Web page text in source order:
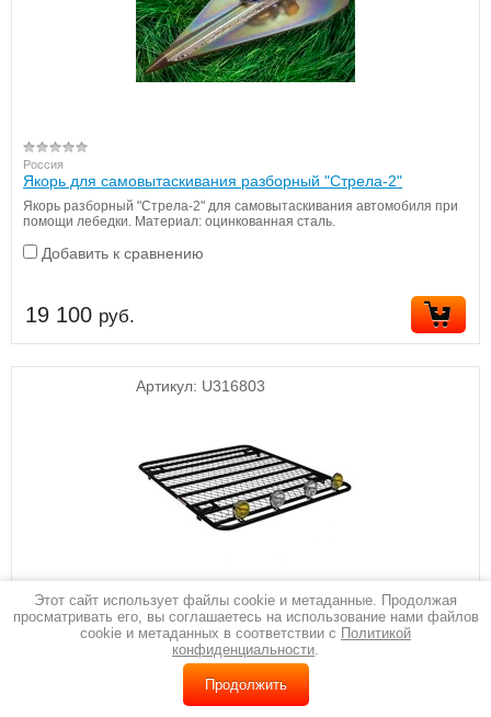
Россия
Якорь для самовытаскивания разборный "Стрела-2"
Якорь разборный "Стрела-2" для самовытаскивания автомобиля при
помощи лебедки. Материал: оцинкованная сталь.
Добавить к сравнению
19 100 руб.
Артикул: U316803
Багажник платформа с сеткой УАЗ Пикап, УАЗ Профи
(пассажирский 5-ти местный) на водостоки
Багажник экспедиционный платформа с сеткой для автомобилей УАЗ
Этот сайт использует файлы cookie и метаданные. Продолжая
просматривать его, вы соглашаетесь на использование нами файлов
cookie и метаданных в соответствии с Политикой
конфиденциальности.
Продолжить